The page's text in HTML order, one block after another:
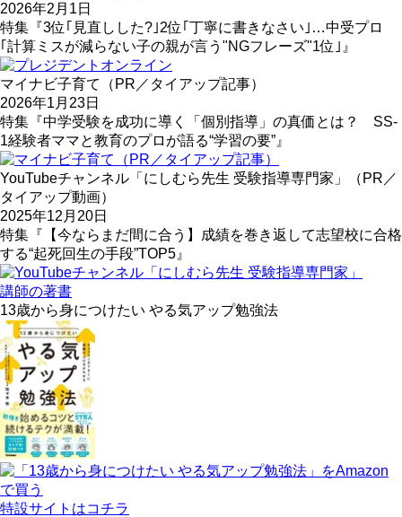
2026年2月1日
特集『3位｢見直しした?｣2位｢丁寧に書きなさい｣…中受プロ
｢計算ミスが減らない子の親が言う"NGフレーズ"1位｣』
マイナビ子育て（PR／タイアップ記事）
2026年1月23日
特集『中学受験を成功に導く「個別指導」の真価とは？ SS-
1経験者ママと教育のプロが語る“学習の要”』
YouTubeチャンネル「にしむら先生 受験指導専門家」（PR／
タイアップ動画）
2025年12月20日
特集『【今ならまだ間に合う】成績を巻き返して志望校に合格
する“起死回生の手段”TOP5』
講師の著書
13歳から身につけたい やる気アップ勉強法
特設サイトはコチラ